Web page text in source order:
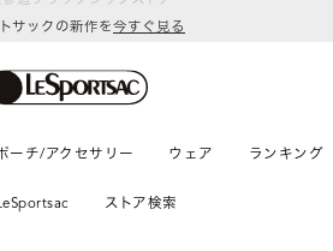
サックの新作を今すぐ見る
ーチ/アクセサリー ウェア ランキング
ストア検索